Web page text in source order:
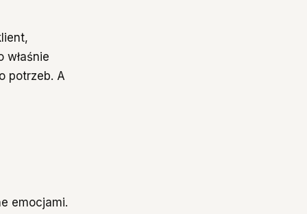
właśnie
potrzeb. A
emocjami.